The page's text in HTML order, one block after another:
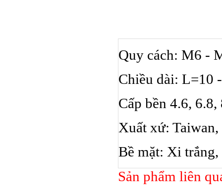
Bulong
Quy cách: M6 -
Chiều dài: L=10
Cấp bền 4.6,
Xuất xứ:
Bề mặt: Xi trắng,
Sản phẩm liên